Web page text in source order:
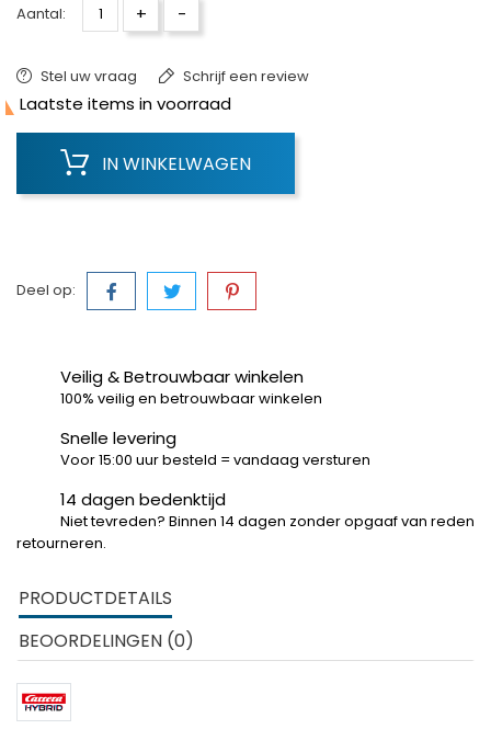
Aantal: + -
Stel uw vraag Schrijf een review
Laatste items in voorraad
IN WINKELWAGEN
Deel op:
Veilig & Betrouwbaar winkelen
100% veilig en betrouwbaar winkelen
Snelle levering
Voor 15:00 uur besteld = vandaag versturen
14 dagen bedenktijd
Niet tevreden? Binnen 14 dagen zonder opgaaf van reden
retourneren.
PRODUCTDETAILS
BEOORDELINGEN (0)